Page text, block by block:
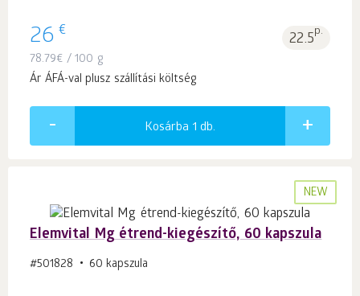
26 € 22.5p.
78.79€ / 100 g
Ár ÁFÁ-val plusz szállítási költség
Kosárba 1 db.
NEW
Elemvital Mg étrend-kiegészítő, 60 kapszula
#501828 60 kapszula